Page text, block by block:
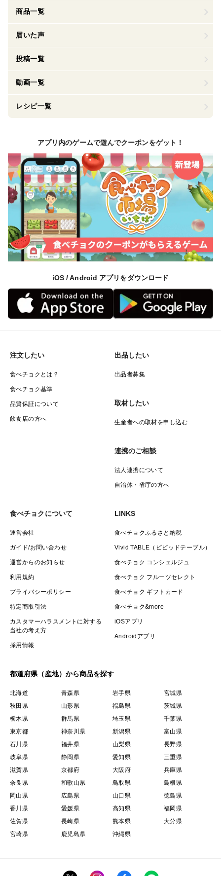
商品一覧
届いた声
投稿一覧
動画一覧
レシピ一覧
アプリ内のゲームで遊んでクーポンをゲット！
iOS / Android アプリをダウンロード
注文したい
食べチョクとは？
食べチョク基準
品質保証について
飲食店の方へ
出品したい
出品者募集
取材したい
生産者への取材を申し込む
連携のご相談
法人連携について
自治体・省庁の方へ
食べチョクについて
運営会社
ガイド/お問い合わせ
運営からのお知らせ
利用規約
プライバシーポリシー
特定商取引法
カスタマーハラスメントに対する
当社の考え方
採用情報
LINKS
食べチョクふるさと納税
Vivid TABLE（ビビッドテーブル）
食べチョク コンシェルジュ
食べチョク フルーツセレクト
食べチョク ギフトカード
食べチョク&more
iOSアプリ
Androidアプリ
都道府県（産地）から商品を探す
北海道 青森県 岩手県
宮城県
秋田県
山形県 福島県
茨城県
栃木県
群馬県 埼玉県
千葉県
東京都
神奈川県 新潟県
富山県
石川県
福井県 山梨県
長野県
岐阜県
静岡県 愛知県
三重県
滋賀県
京都府 大阪府
兵庫県
奈良県
和歌山県 鳥取県
島根県
岡山県
広島県 山口県
徳島県
香川県
愛媛県 高知県
福岡県
佐賀県
長崎県 熊本県
大分県
宮崎県
鹿児島県 沖縄県